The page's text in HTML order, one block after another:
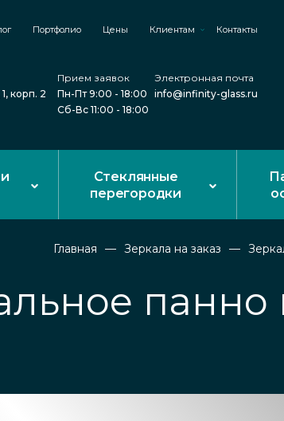
Портфолио Цены Клиентам Контакты
корп. 2
Прием заявок
Пн-Пт 9:00 - 18:00
Сб-Вс 11:00 - 18:00
Электронная почта
info@infinity-glass.ru
Стеклянные
перегородки
Главная Зеркала на заказ
панно